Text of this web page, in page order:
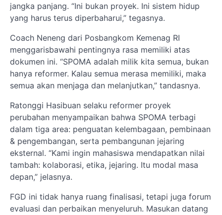
jangka panjang. “Ini bukan proyek. Ini sistem hidup
yang harus terus diperbaharui,” tegasnya.
Coach Neneng dari Posbangkom Kemenag RI
menggarisbawahi pentingnya rasa memiliki atas
dokumen ini. “SPOMA adalah milik kita semua, bukan
hanya reformer. Kalau semua merasa memiliki, maka
semua akan menjaga dan melanjutkan,” tandasnya.
Ratonggi Hasibuan selaku reformer proyek
perubahan menyampaikan bahwa SPOMA terbagi
dalam tiga area: penguatan kelembagaan, pembinaan
& pengembangan, serta pembangunan jejaring
eksternal. “Kami ingin mahasiswa mendapatkan nilai
tambah: kolaborasi, etika, jejaring. Itu modal masa
depan,” jelasnya.
FGD ini tidak hanya ruang finalisasi, tetapi juga forum
evaluasi dan perbaikan menyeluruh. Masukan datang